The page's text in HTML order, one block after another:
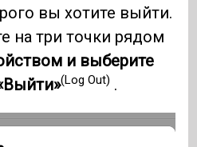
вы хотите выйти.
на три точки рядом
и выберите
(Log Out) .